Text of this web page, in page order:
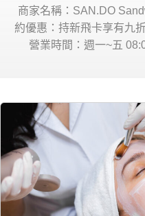
商家名稱：SAN.DO
約優惠：持新飛卡享有九
營業時間：週一~五
Kinabalu,